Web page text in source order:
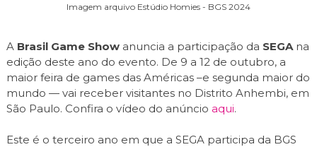
Imagem arquivo Estúdio Homies - BGS 2024
A Brasil Game Show anuncia a participação da SEGA na
edição deste ano do evento. De 9 a 12 de outubro, a
maior feira de games das Américas –e segunda maior do
mundo — vai receber visitantes no Distrito Anhembi, em
São Paulo. Confira o vídeo do anúncio aqui.
Este é o terceiro ano em que a SEGA participa da BGS